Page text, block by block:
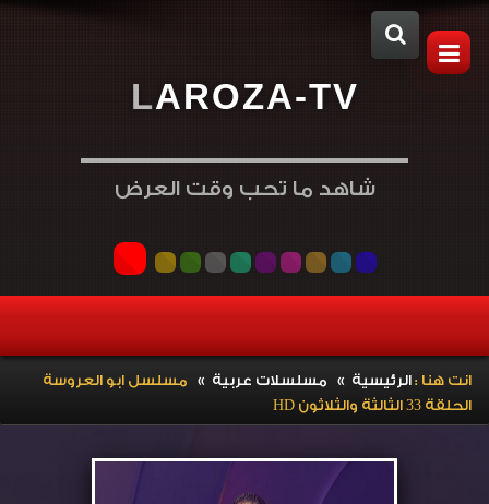
LAROZA-TV
شاهد ما تحب وقت العرض
انت هنا :الرئيسية » مسلسلات عربية » مسلسل ابو العروسة
الحلقة 33 الثالثة والثلاثون HD